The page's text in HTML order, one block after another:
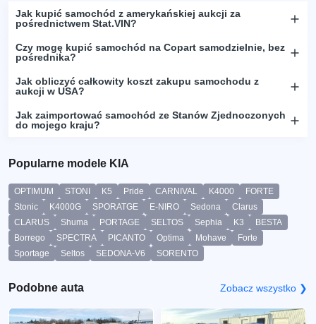
Jak kupić samochód z amerykańskiej aukcji za
pośrednictwem Stat.VIN?
Czy mogę kupić samochód na Copart samodzielnie, bez
pośrednika?
Jak obliczyć całkowity koszt zakupu samochodu z
aukcji w USA?
Jak zaimportować samochód ze Stanów Zjednoczonych
do mojego kraju?
Popularne modele KIA
OPTIMUM STONI K5 Pride CARNIVAL K4000
FORTE
Stonic
K4000G SPORATGE E-NIRO Sedona
Clarus
CLARUS
Shuma PORTAGE SELTOS Sephia K3
BESTA
Borrego
SPECTRA PICANTO Optima Mohave
Forte
Sportage
Seltos SEDONA-V6 SORENTO
Podobne auta Zobacz wszystko ❯